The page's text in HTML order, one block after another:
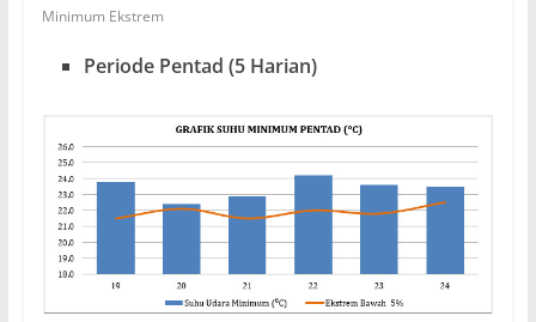
Minimum Ekstrem
Periode Pentad (5 Harian)